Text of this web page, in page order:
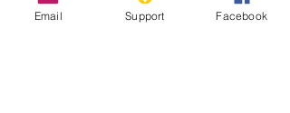
Email Support Facebook